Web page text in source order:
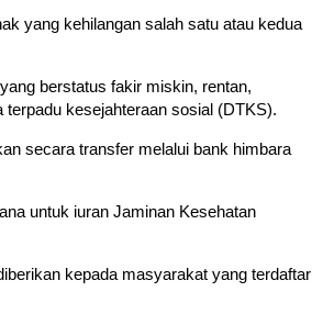
yang kehilangan salah satu atau kedua
berstatus fakir miskin, rentan,
kesejahteraan sosial (DTKS).
secara transfer melalui bank himbara
untuk iuran Jaminan Kesehatan
kepada masyarakat yang terdaftar